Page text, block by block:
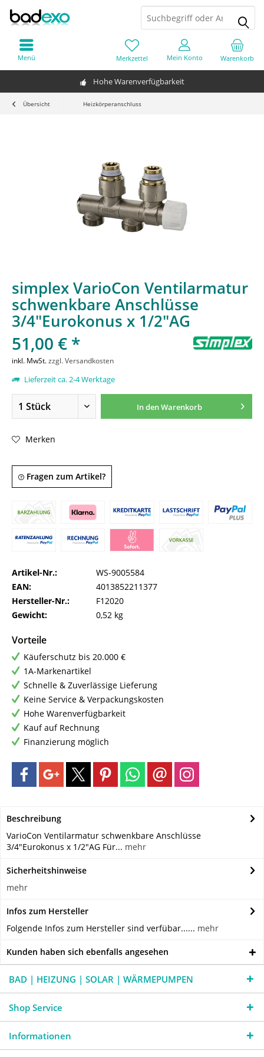
Hohe Warenverfügbarkeit
Warenkorb
Merkzettel Mein Konto
Menü
Übersicht Heizkörperanschluss
simplex VarioCon Ventilarmatur
schwenkbare Anschlüsse
3/4"Eurokonus x 1/2"AG
51,00 € *
inkl. MwSt.zzgl. Versandkosten
Lieferzeit ca. 2-4 Werktage
In denWarenkorb
Merken
Fragen zum Artikel?
Artikel-Nr.:
WS-9005584
EAN:
4013852211377
Hersteller-Nr.:
F12020
Gewicht:
0,52 kg
Vorteile
Käuferschutz bis 20.000 €
1A-Markenartikel
Schnelle & Zuverlässige Lieferung
Keine Service & Verpackungskosten
Hohe Warenverfügbarkeit
Kauf auf Rechnung
Finanzierung möglich
Beschreibung
VarioCon Ventilarmatur schwenkbare Anschlüsse
3/4"Eurokonus x 1/2"AG Für... mehr
Sicherheitshinweise
mehr
Infos zum Hersteller
Folgende Infos zum Hersteller sind verfübar...... mehr
Kunden haben sich ebenfalls angesehen
BAD | HEIZUNG | SOLAR | WÄRMEPUMPEN
Shop Service
Informationen